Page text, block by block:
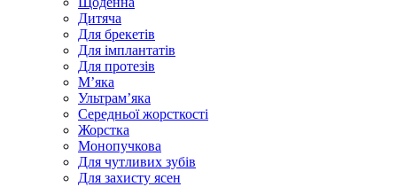
Дитяча
Для брекетів
Для імплантатів
Для протезів
Мʼяка
Ультрамʼяка
Середньої жорсткості
Жорстка
Монопучкова
Для чутливих зубів
Для захисту ясен